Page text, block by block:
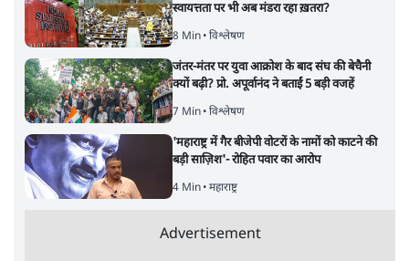
स्वायत्तता पर भी अब मंडरा रहा ख़तरा?
8 Min• विश्लेषण
जंतर-मंतर पर युवा आक्रोश के बाद संघ की बेचैनी
क्यों बढ़ी? प्रो. अपूर्वानंद ने बताईं 5 बड़ी वजहें
7 Min• विश्लेषण
'महाराष्ट्र में गैर बीजेपी वोटरों के नामों को काटने की
बड़ी साज़िश'- रोहित पवार का आरोप
4 Min• महाराष्ट्र
Advertisement